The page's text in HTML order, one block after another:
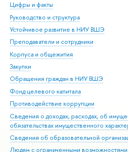
Цифры и факты
Руководство и структура
Устойчивое развитие в НИУ ВШЭ
Преподаватели и сотрудники
Корпуса и общежития
Закупки
Обращения граждан в НИУ ВШЭ
Фонд целевого капитала
Противодействие коррупции
Сведения о доходах, расходах, об
обязательствах имущественного
Сведения об образовательной
Людям с ограниченными возможностями